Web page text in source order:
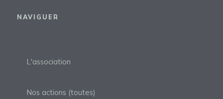
NAVIGUER
L'association
Nos actions (toutes)